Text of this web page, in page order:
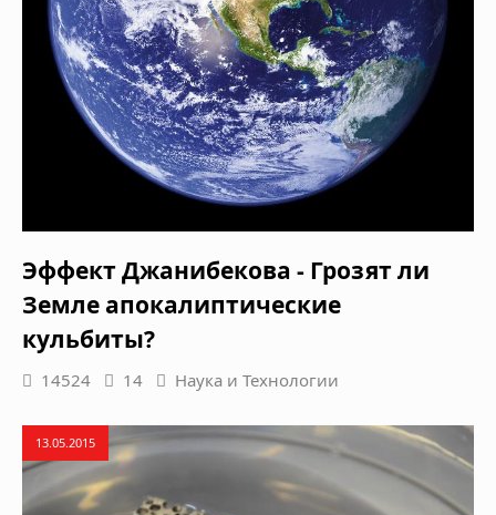
Эффект Джанибекова - Грозят ли
Земле апокалиптические
кульбиты?
14524 14 Наука и Технологии
13.05.2015